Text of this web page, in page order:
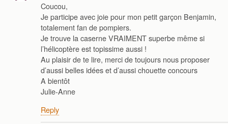
Coucou,
Je participe avec joie pour mon petit garçon Benjamin,
totalement fan de pompiers.
Je trouve la caserne VRAIMENT superbe même si
l’hélicoptère est topissime aussi !
Au plaisir de te lire, merci de toujours nous proposer
d’aussi belles idées et d’aussi chouette concours
A bientôt
Julie-Anne
Reply